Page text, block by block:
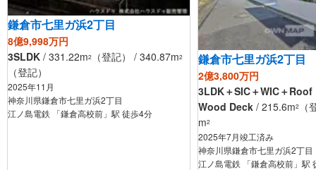
鎌倉市七里ガ浜2丁目
8億9,998万円
3SLDK / 331.22m2 （登記） / 340.87m2
（登記）
2025年11月
神奈川県鎌倉市七里ガ浜2丁目
江ノ島電鉄 「鎌倉高校前」駅 徒歩4分
鎌倉市七里ガ浜2丁目
2億3,800万円
3LDK＋SIC＋WIC＋
Wood Deck / 215.6m2
m2
2025年7月竣工済み
神奈川県鎌倉市七里ガ浜2丁目
江ノ島電鉄 「鎌倉高校前」駅